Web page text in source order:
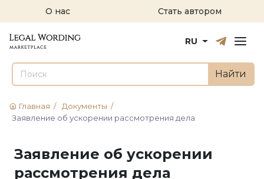
О нас Стать автором
РусскийEnglish
RU
Найти
Главная / Документы /
Заявление об ускорении рассмотрения дела
Заявление об ускорении
рассмотрения дела